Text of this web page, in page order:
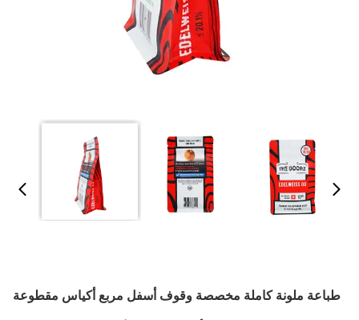
طباعة ملونة كاملة مخصصة وقوف أسفل مربع أكياس مقطوعة